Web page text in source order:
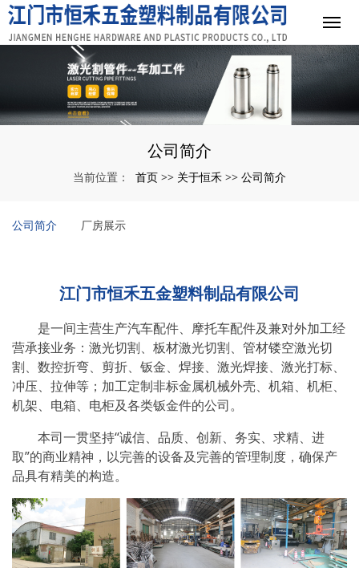
公司简介
当前位置： 首页 >> 关于恒禾 >> 公司简介
公司简介 厂房展示
江门市恒禾五金塑料制品有限公司
是一间主营生产汽车配件、摩托车配件及兼对外加工经
营承接业务：激光切割、板材激光切割、管材镂空激光切
割、数控折弯、剪折、钣金、焊接、激光焊接、激光打标、
冲压、拉伸等；加工定制非标金属机械外壳、机箱、机柜、
机架、电箱、电柜及各类钣金件的公司。
本司一贯坚持“诚信、品质、创新、务实、求精、进
取”的商业精神，以完善的设备及完善的管理制度，确保产
品具有精美的构造。